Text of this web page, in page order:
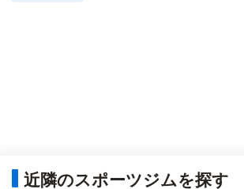
近隣のスポーツジムを探す